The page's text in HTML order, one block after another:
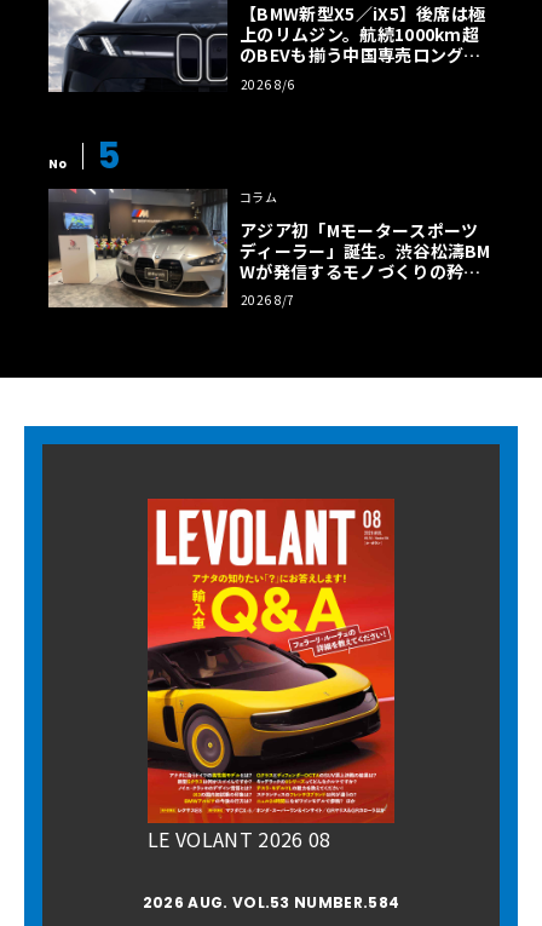
【BMW新型X5／iX5】後席は極
上のリムジン。航続1000km超
のBEVも揃う中国専売ロング仕
様の全貌
2026 8/6
No 5
コラム
アジア初「Mモータースポーツ
ディーラー」誕生。渋谷松濤BM
Wが発信するモノづくりの矜持
【木下隆之コラム】
2026 8/7
LE VOLANT 2026 08
2026 AUG. VOL.53 NUMBER.584